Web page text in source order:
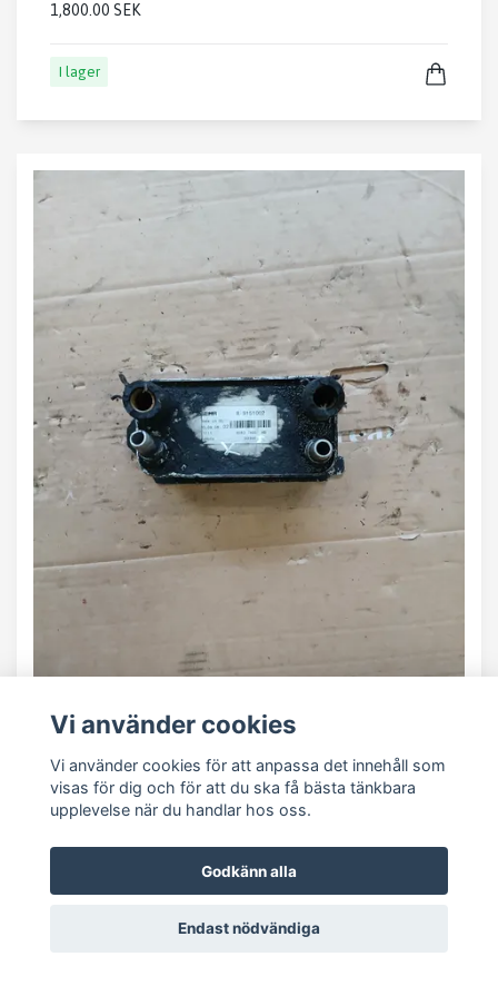
1,800.00 SEK
I lager
Oljekylare Automat Jaguar 08-15
700.00 SEK
Vi använder cookies
Vi använder cookies för att anpassa det innehåll som
visas för dig och för att du ska få bästa tänkbara
upplevelse när du handlar hos oss.
Godkänn alla
Endast nödvändiga